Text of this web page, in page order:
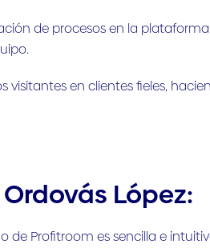
de procesos en la
visitantes en clientes fieles,
López:
de Profitroom es sencilla e